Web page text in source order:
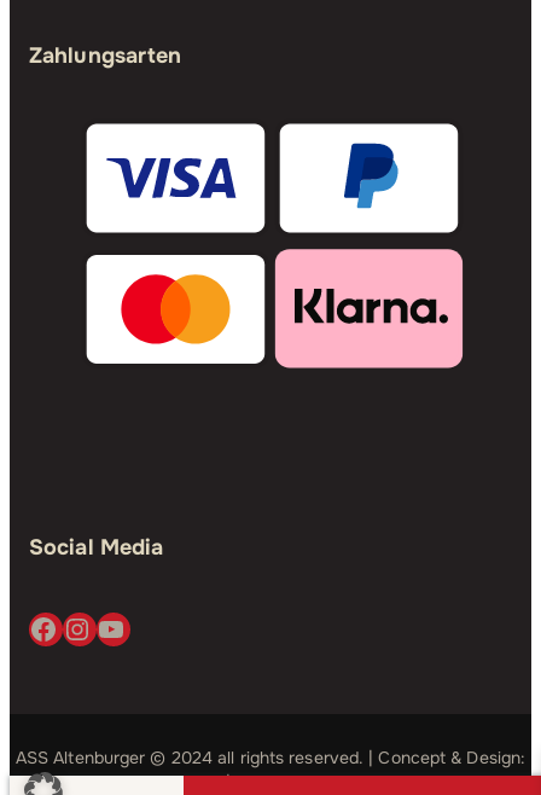
Disney
Zahlungsarten
Social Media
Facebook
Instagram
YouTube
ASS Altenburger © 2024 all rights reserved. | Concept & Design:
Simple Studio| Development:Good Bits